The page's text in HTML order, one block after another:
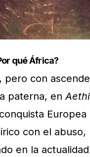
qué África?
pero con
paterna, en
con el abuso,
en la